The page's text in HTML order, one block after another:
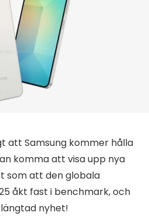
att Samsung kommer hålla
komma att visa upp nya
som att den globala
åkt fast i benchmark, och
nyhet!